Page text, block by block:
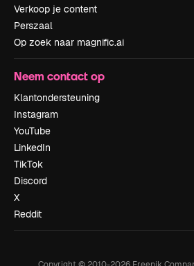
Verkoop je content
Perszaal
Op zoek naar magnific.ai
Neem contact op
Klantondersteuning
Instagram
YouTube
LinkedIn
TikTok
Discord
X
Reddit